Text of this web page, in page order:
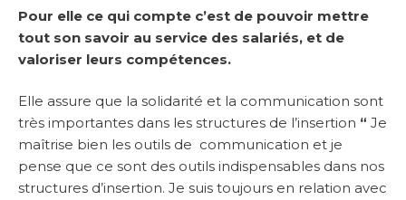
Pour elle ce qui compte c’est de pouvoir mettre
tout son savoir au service des salariés, et de
valoriser leurs compétences.
Elle assure que la solidarité et la communication sont
très importantes dans les structures de l’insertion “ Je
maîtrise bien les outils de communication et je
pense que ce sont des outils indispensables dans nos
structures d’insertion. Je suis toujours en relation avec